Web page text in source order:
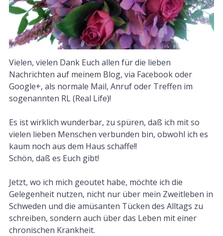
Vielen, vielen Dank Euch allen für die lieben
Nachrichten auf meinem Blog, via Facebook oder
Google+, als normale Mail, Anruf oder Treffen im
sogenannten RL (Real Life)!
Es ist wirklich wunderbar, zu spüren, daß ich mit so
vielen lieben Menschen verbunden bin, obwohl ich es
kaum noch aus dem Haus schaffe!!
Schön, daß es Euch gibt!
Jetzt, wo ich mich geoutet habe, möchte ich die
Gelegenheit nutzen, nicht nur über mein Zweitleben in
Schweden und die amüsanten Tücken des Alltags zu
schreiben, sondern auch über das Leben mit einer
chronischen Krankheit.